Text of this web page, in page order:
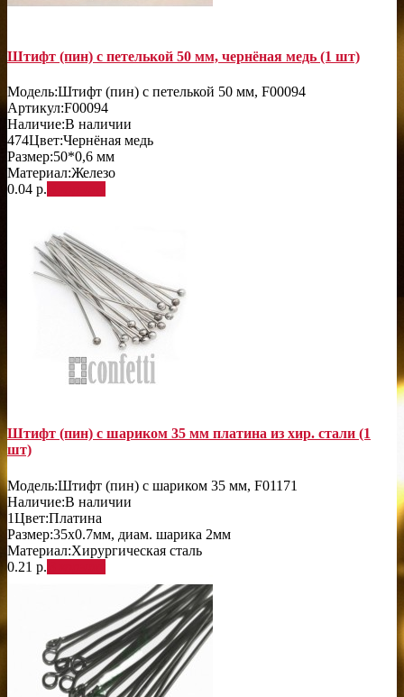
Штифт (пин) с петелькой 50 мм, чернёная медь (1 шт)
Модель:Штифт (пин) с петелькой 50 мм, F00094
Артикул:F00094
Наличие:В наличии
474Цвет:Чернёная медь
Размер:50*0,6 мм
Материал:Железо
0.04 р.
Штифт (пин) с шариком 35 мм платина из хир. стали (1
шт)
Модель:Штифт (пин) с шариком 35 мм, F01171
Наличие:В наличии
1Цвет:Платина
Размер:35х0.7мм, диам. шарика 2мм
Материал:Хирургическая сталь
0.21 р.